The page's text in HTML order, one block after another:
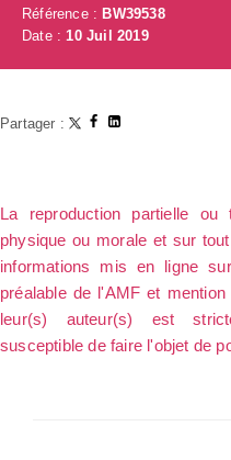
Référence :BW39538
Date : 10 Juil 2019
Partager :
La reproduction partielle ou
physique ou morale et sur
informations mis en ligne
préalable de l'AMF et
leur(s) auteur(s) est
susceptible de faire l'objet de